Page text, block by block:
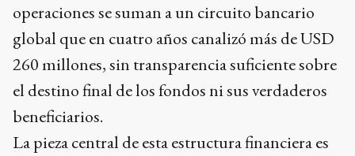
operaciones se suman a un circuito bancario
global que en cuatro años canalizó más de USD
260 millones, sin transparencia suficiente sobre
el destino final de los fondos ni sus verdaderos
beneficiarios.
La pieza central de esta estructura financiera es